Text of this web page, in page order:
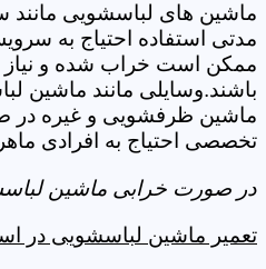
ماشین های لباسشویی مانند
مدتی استفاده احتیاج به
ممکن است خراب شده و نیاز
باشند.وسایلی مانند ماشین
ماشین ظرفشویی و غیره در
تخصصی احتیاج به افرادی
در صورت خرابی ماشین
تعمیر ماشین لباسشویی در